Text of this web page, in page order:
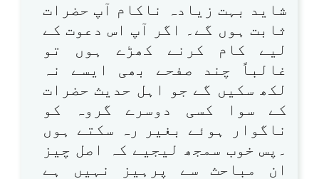
شاید بہت زیادہ ناکام آپ حضرات
ثابت ہوں گے۔ اگر آپ اس دعوت کے
لیے کام کرنے کھڑے ہوں تو
غالباً چند صفحے بھی ایسے نہ
لکھ سکیں گے جو اہل حدیث حضرات
کے سوا کسی دوسرے گروہ کو
ناگوار ہوئے بغیر رہ سکتے ہوں
۔پس خوب سمجھ لیجیے کہ اصل چیز
ان مباحث سے پرہیز نہیں ہے